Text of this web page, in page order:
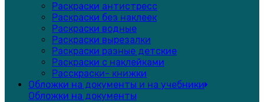
Раскраски антистресс
Раскраски без наклеек
Раскраски водные
Раскраски вырезалки
Раскраски разные детские
Раскраски с наклейками
Расскраски- книжки
Обложки на документы и на учебники
Обложки на документы